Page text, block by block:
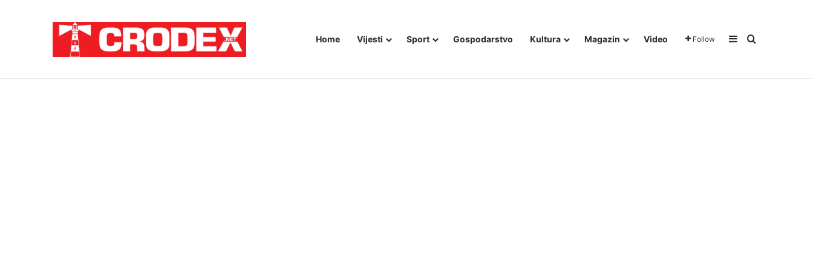
Home Vijesti Sport Gospodarstvo Kultura Magazin Video Follow Sidebar
Traži
Breaking News ZNANSTVENICI IZ BOSNE OTKRILI NACIZAM U – BOSNI!